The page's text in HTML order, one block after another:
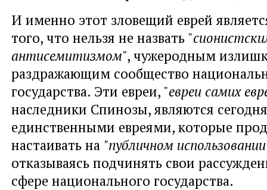
И именно этот зловещий еврей
того, что нельзя не назвать "
антисемитизмом", чужеродным
раздражающим сообщество
государства. Эти евреи, "евреи самих
наследники Спинозы, являются сегодня
единственными евреями, которые
настаивать на "публичном
отказываясь подчинять свои
сфере национального государства.